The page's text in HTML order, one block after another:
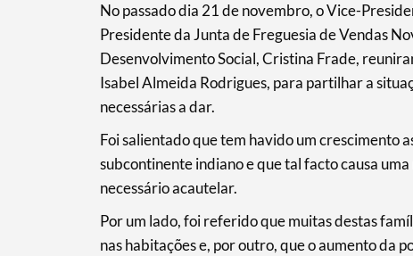
Categorias gerais
Filtros
No passado dia 21 de novembro, o Vice-
Presidente da Junta de Freguesia de Vendas
Desenvolvimento Social, Cristina Frade,
Isabel Almeida Rodrigues, para partilhar a
necessárias a dar.
Foi salientado que tem havido um crescimento
subcontinente indiano e que tal facto causa
necessário acautelar.
Por um lado, foi referido que muitas destas
nas habitações e, por outro, que o aumento da